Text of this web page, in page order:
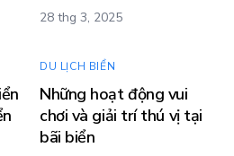
28 thg 3, 2025
DU LỊCH BIỂN
Những hoạt động vui
chơi và giải trí thú vị tại
bãi biển